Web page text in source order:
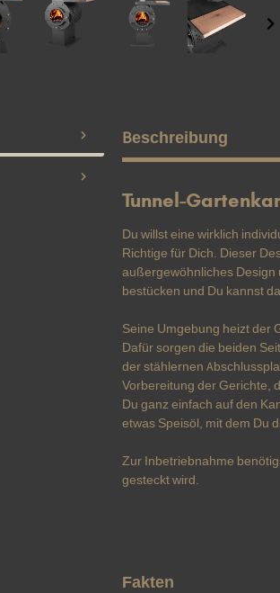
Beschreibung
Tunnel-
Du willst eine wirklich
Richtige für Dich. Dieser
außergewöhnliches Design
bestücken und Du kannst
Seine Umgebung heizt der
Dafür sorgen die beiden
der stählernen
Vorbereitung der Gerichte,
Du ganz einfach auf den
etwas Speisöl, mit dem Du
Zur Inbetriebnahme
gesteckt wird.
Fakten